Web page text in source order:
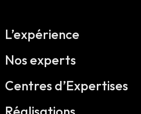
L’expérience
Nos experts
Centres d’Expertises